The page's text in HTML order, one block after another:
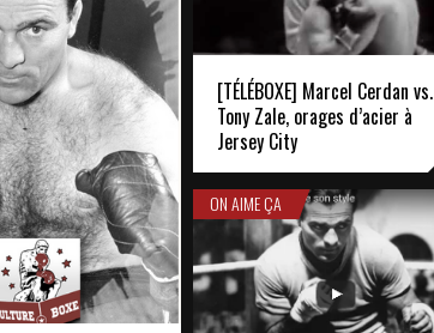
[TÉLÉBOXE] Marcel Cerdan vs.
Tony Zale, orages d’acier à
Jersey City
ON AIME ÇA